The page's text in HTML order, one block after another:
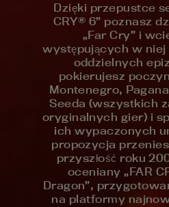
Dzięki przepustce
CRY® 6” poznasz
„Far Cry” i
występujących w niej
oddzielnych
pokierujesz
Montenegro,
Seeda (wszystkich
oryginalnych gier) i
ich wypaczonych
propozycja
przyszłość roku
oceniany „FAR
Dragon”,
na platformy